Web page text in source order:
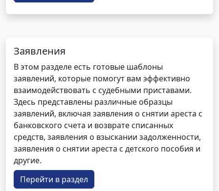
Заявления
В этом разделе есть готовые шаблоны
заявлений, которые помогут вам эффективно
взаимодействовать с судебными приставами.
Здесь представлены различные образцы
заявлений, включая заявления о снятии ареста с
банковского счета и возврате списанных
средств, заявления о взыскании задолженности,
заявления о снятии ареста с детского пособия и
другие.
Перейти в раздел